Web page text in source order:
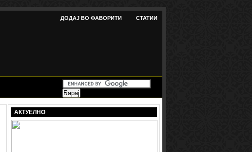
ДОДАЈ ВО ФАВОРИТИ СТАТИИ
АКТУЕЛНО